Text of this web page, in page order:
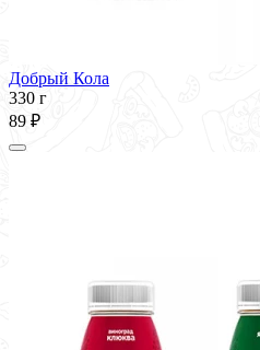
Добрый Кола
330 г
89 ₽